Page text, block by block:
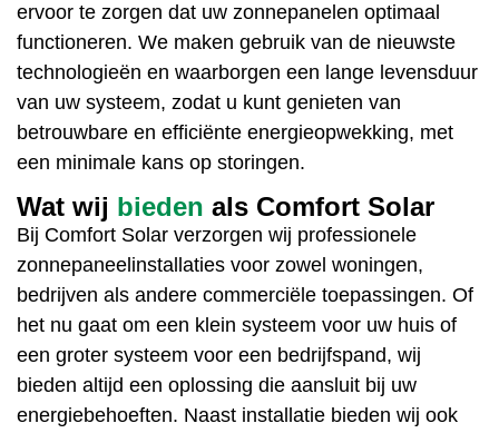
ervoor te zorgen dat uw zonnepanelen optimaal
functioneren. We maken gebruik van de nieuwste
technologieën en waarborgen een lange levensduur
van uw systeem, zodat u kunt genieten van
betrouwbare en efficiënte energieopwekking, met
een minimale kans op storingen.
Wat wij bieden als Comfort Solar
Bij Comfort Solar verzorgen wij professionele
zonnepaneelinstallaties voor zowel woningen,
bedrijven als andere commerciële toepassingen. Of
het nu gaat om een klein systeem voor uw huis of
een groter systeem voor een bedrijfspand, wij
bieden altijd een oplossing die aansluit bij uw
energiebehoeften. Naast installatie bieden wij ook